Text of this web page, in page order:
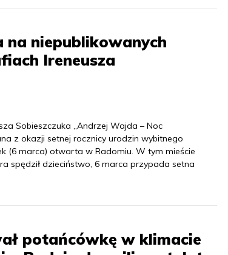
na niepublikowanych
Ireneusza
Sobieszczuka „Andrzej Wajda – Noc
z okazji setnej rocznicy urodzin wybitnego
(6 marca) otwarta w Radomiu. W tym mieście
spędził dzieciństwo, 6 marca przypada setna
potańcówkę w klimacie